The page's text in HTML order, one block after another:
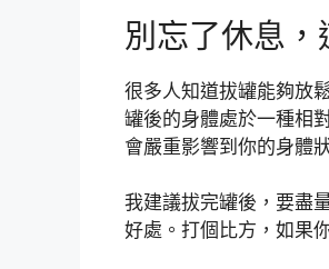
別忘了休息，
很多人知道拔罐能夠放
罐後的身體處於一種相
會嚴重影響到你的身體
我建議拔完罐後，要盡
好處。打個比方，如果